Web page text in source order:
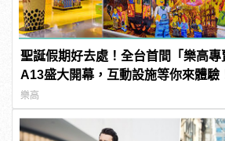
聖誕假期好去處！全台首間「樂高
A13盛大開幕，互動設施等你來體驗
樂高